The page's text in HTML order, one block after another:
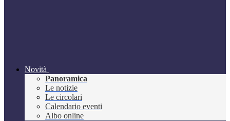
Novità
Panoramica
Le notizie
Le circolari
Calendario eventi
Albo online